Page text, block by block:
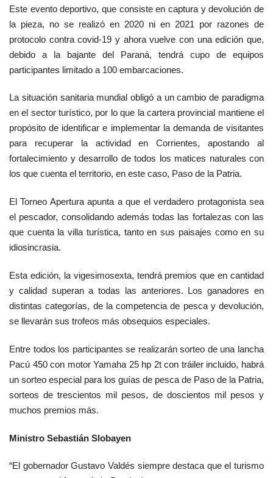
Este evento deportivo, que consiste en captura y devolución de
la pieza, no se realizó en 2020 ni en 2021 por razones de
protocolo contra covid-19 y ahora vuelve con una edición que,
debido a la bajante del Paraná, tendrá cupo de equipos
participantes limitado a 100 embarcaciones.
La situación sanitaria mundial obligó a un cambio de paradigma
en el sector turístico, por lo que la cartera provincial mantiene el
propósito de identificar e implementar la demanda de visitantes
para recuperar la actividad en Corrientes, apostando al
fortalecimiento y desarrollo de todos los matices naturales con
los que cuenta el territorio, en este caso, Paso de la Patria.
El Torneo Apertura apunta a que el verdadero protagonista sea
el pescador, consolidando además todas las fortalezas con las
que cuenta la villa turística, tanto en sus paisajes como en su
idiosincrasia.
Esta edición, la vigesimosexta, tendrá premios que en cantidad
y calidad superan a todas las anteriores. Los ganadores en
distintas categorías, de la competencia de pesca y devolución,
se llevarán sus trofeos más obsequios especiales.
Entre todos los participantes se realizarán sorteo de una lancha
Pacú 450 con motor Yamaha 25 hp 2t con tráiler incluido, habrá
un sorteo especial para los guías de pesca de Paso de la Patria,
sorteos de trescientos mil pesos, de doscientos mil pesos y
muchos premios más.
Ministro Sebastián Slobayen
“El gobernador Gustavo Valdés siempre destaca que el turismo